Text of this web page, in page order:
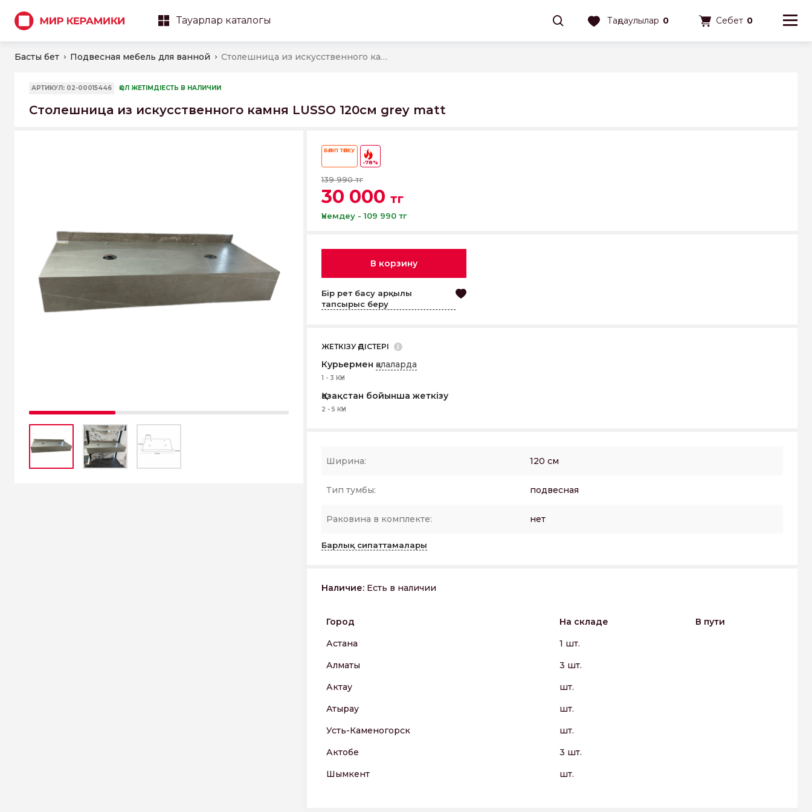
Тауарлар каталогы Таңдаулылар 0 Себет 0
Басты бет Подвесная мебель для ванной Столешница из искусственного камня LUSSO 120см grey matt
АРТИКУЛ: 02-00015446 ҚОЛ ЖЕТІМДІЕСТЬ В НАЛИЧИИ
Столешница из искусственного камня LUSSO 120см grey matt
БӨЛІП ТӨЛЕУ
-78%
139 990 тг
30 000 тг
Үнемдеу - 109 990 тг
В корзину
Бір рет басу арқылы
тапсырыс беру
ЖЕТКІЗУ ӘДІСТЕРІ
Курьермен қалаларда
1 - 3 КҮН
Қазақстан бойынша жеткізу
2 - 5 КҮН
Ширина: 120 см
Тип тумбы: подвесная
Раковина в комплекте: нет
Барлық сипаттамалары
Наличие: Есть в наличии
Город На складе
В пути
Астана
1 шт.
Алматы
3 шт.
Актау
шт.
Атырау
шт.
Усть-Каменогорск
шт.
Актобе
3 шт.
Шымкент
шт.